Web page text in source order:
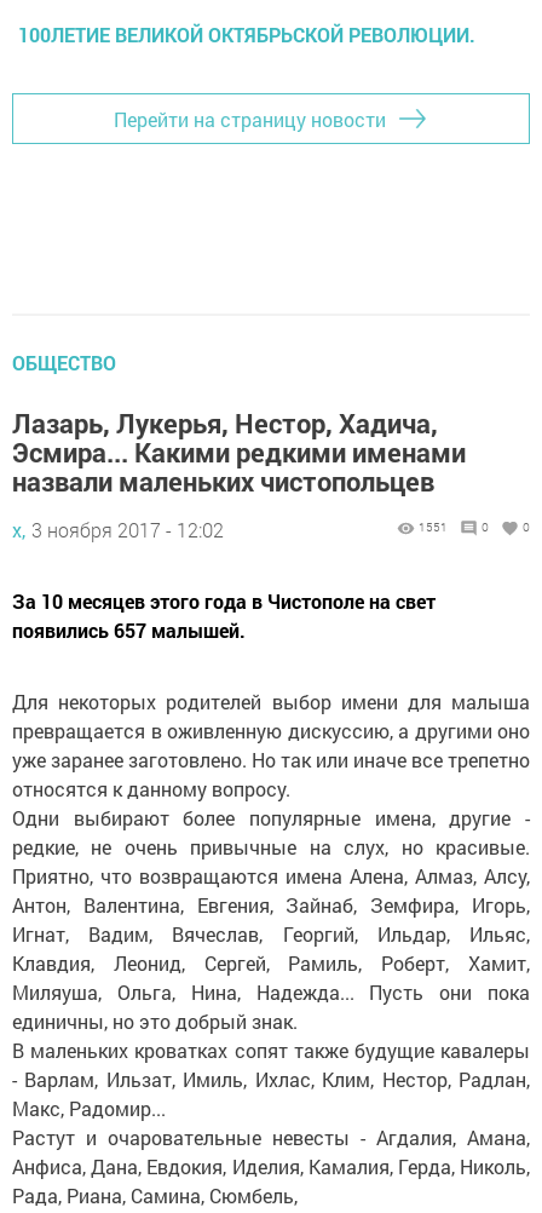
100ЛЕТИЕ ВЕЛИКОЙ ОКТЯБРЬСКОЙ РЕВОЛЮЦИИ.
Перейти на страницу новости
ОБЩЕСТВО
Лазарь, Лукерья, Нестор, Хадича,
Эсмира... Какими редкими именами
назвали маленьких чистопольцев
х, 3 ноября 2017 - 12:02 1551 0 0
За 10 месяцев этого года в Чистополе на свет
появились 657 малышей.
Для некоторых родителей выбор имени для малыша
превращается в оживленную дискуссию, а другими оно
уже заранее заготовлено. Но так или иначе все трепетно
относятся к данному вопросу.
Одни выбирают более популярные имена, другие -
редкие, не очень привычные на слух, но красивые.
Приятно, что возвращаются имена Алена, Алмаз, Алсу,
Антон, Валентина, Евгения, Зайнаб, Земфира, Игорь,
Игнат, Вадим, Вячеслав, Георгий, Ильдар, Ильяс,
Клавдия, Леонид, Сергей, Рамиль, Роберт, Хамит,
Миляуша, Ольга, Нина, Надежда... Пусть они пока
единичны, но это добрый знак.
В маленьких кроватках сопят также будущие кавалеры
- Варлам, Ильзат, Имиль, Ихлас, Клим, Нестор, Радлан,
Макс, Радомир...
Растут и очаровательные невесты - Агдалия, Амана,
Анфиса, Дана, Евдокия, Иделия, Камалия, Герда, Николь,
Рада, Риана, Самина, Сюмбель,